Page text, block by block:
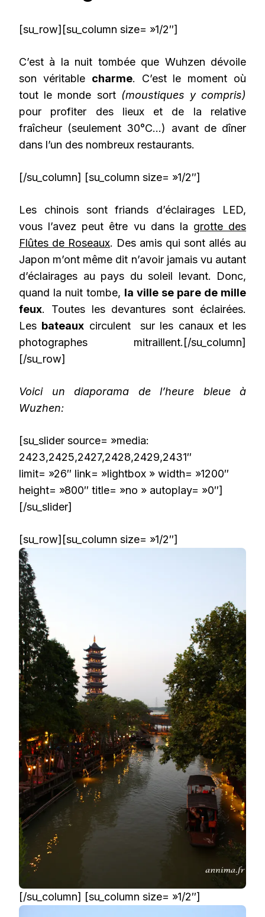
[su_row][su_column size= »1/2″]
C’est à la nuit tombée que Wuhzen dévoile
son véritable charme. C’est le moment où
tout le monde sort (moustiques y compris)
pour profiter des lieux et de la relative
fraîcheur (seulement 30°C…) avant de dîner
dans l’un des nombreux restaurants.
[/su_column] [su_column size= »1/2″]
Les chinois sont friands d’éclairages LED,
vous l’avez peut être vu dans la grotte des
Flûtes de Roseaux. Des amis qui sont allés au
Japon m’ont même dit n’avoir jamais vu autant
d’éclairages au pays du soleil levant. Donc,
quand la nuit tombe, la ville se pare de mille
feux. Toutes les devantures sont éclairées.
Les bateaux circulent sur les canaux et les
photographes mitraillent.[/su_column]
[/su_row]
Voici un diaporama de l’heure bleue à
Wuzhen:
[su_slider source= »media:
2423,2425,2427,2428,2429,2431″
limit= »26″ link= »lightbox » width= »1200″
height= »800″ title= »no » autoplay= »0″]
[/su_slider]
[su_row][su_column size= »1/2″]
[/su_column] [su_column size= »1/2″]